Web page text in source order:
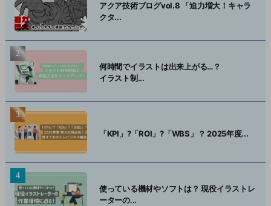
アクア技術ブログvol.8 「迫力増大！キャラ
クタ...
何時間でイラストは出来上がる…？
イラスト制...
「KPI」?「ROI」?「WBS」？ 2025年度...
使っている機材やソフトは？ 現役イラストレ
ーターの...